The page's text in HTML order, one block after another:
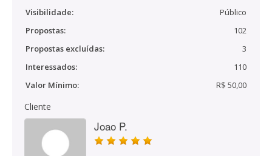
Visibilidade:
Público
Propostas:
102
Propostas excluídas:
3
Interessados:
110
Valor Mínimo:
R$ 50,00
Cliente
Joao P.